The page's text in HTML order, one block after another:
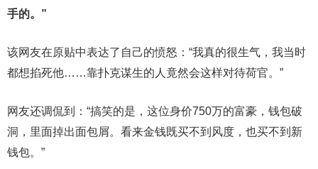
手的。”
该网友在原贴中表达了自己的愤怒：“我真的很生气，我当时
都想掐死他……靠扑克谋生的人竟然会这样对待荷官。”
网友还调侃到：“搞笑的是，这位身价750万的富豪，钱包破
洞，里面掉出面包屑。看来金钱既买不到风度，也买不到新
钱包。”